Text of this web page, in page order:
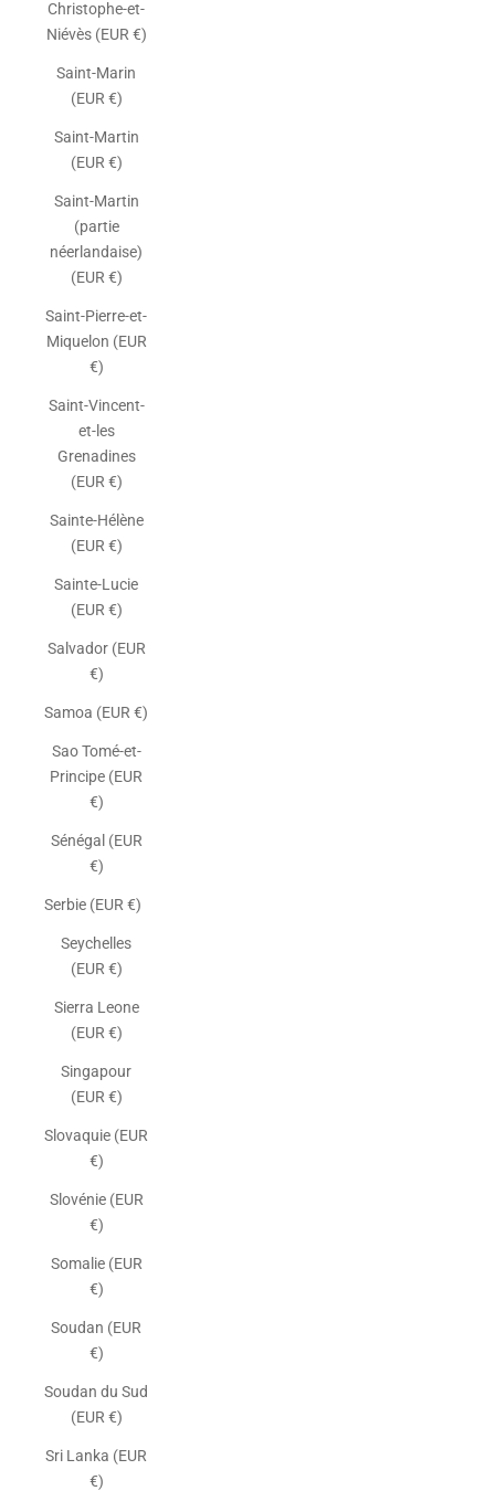
Christophe-et-
Niévès (EUR €)
Saint-Marin
(EUR €)
Saint-Martin
(EUR €)
Saint-Martin
(partie
néerlandaise)
(EUR €)
Saint-Pierre-et-
Miquelon (EUR
€)
Saint-Vincent-
et-les
Grenadines
(EUR €)
Sainte-Hélène
(EUR €)
Sainte-Lucie
(EUR €)
Salvador (EUR
€)
Samoa (EUR €)
Sao Tomé-et-
Principe (EUR
€)
Sénégal (EUR
€)
Serbie (EUR €)
Seychelles
(EUR €)
Sierra Leone
(EUR €)
Singapour
(EUR €)
Slovaquie (EUR
€)
Slovénie (EUR
€)
Somalie (EUR
€)
Soudan (EUR
€)
Soudan du Sud
(EUR €)
Sri Lanka (EUR
€)